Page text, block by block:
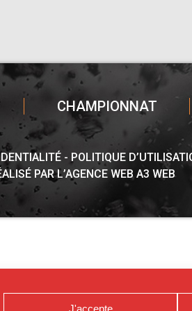
J'accepte
CHAMPIONNAT
POLITIQUE
PAR L’AGENCE WEB A3 WEB